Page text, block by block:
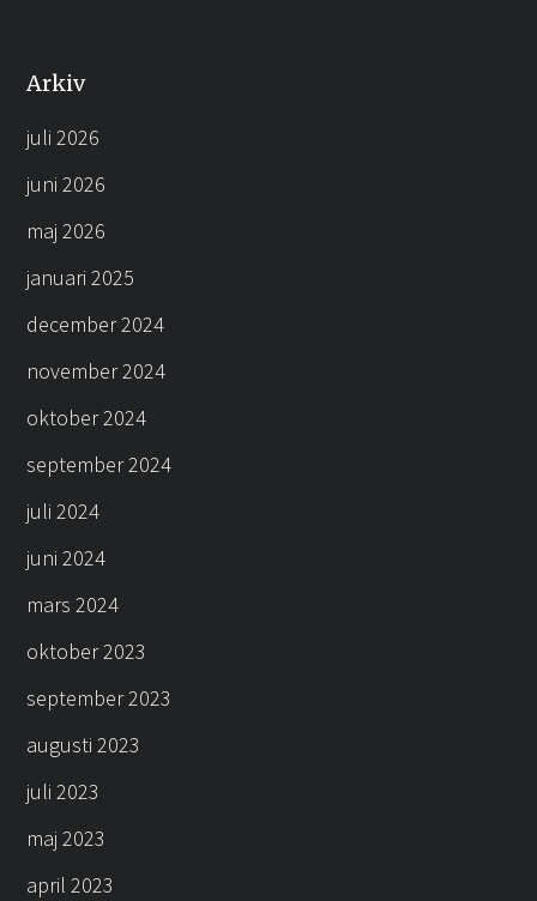
Arkiv
juli 2026
juni 2026
maj 2026
januari 2025
december 2024
november 2024
oktober 2024
september 2024
juli 2024
juni 2024
mars 2024
oktober 2023
september 2023
augusti 2023
juli 2023
maj 2023
april 2023